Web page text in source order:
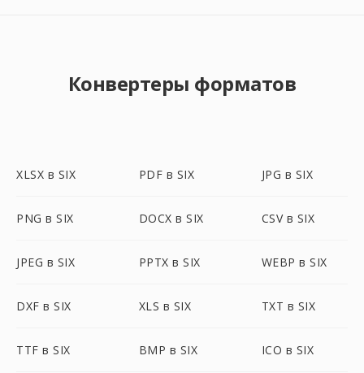
Конвертеры форматов
XLSX в SIX PDF в SIX JPG в SIX
PNG в SIX DOCX в SIX CSV в SIX
JPEG в SIX PPTX в SIX WEBP в SIX
DXF в SIX XLS в SIX TXT в SIX
TTF в SIX BMP в SIX ICO в SIX